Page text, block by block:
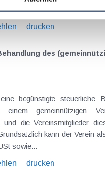
drucken
des
begünstigte steuerliche
gemeinnützigen
und die Vereinsmitglieder
kann der Verein
sowie...
drucken